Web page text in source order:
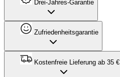
Drei-Jahres-Garantie
Zufriedenheitsgarantie
Kostenfreie Lieferung ab 35 €